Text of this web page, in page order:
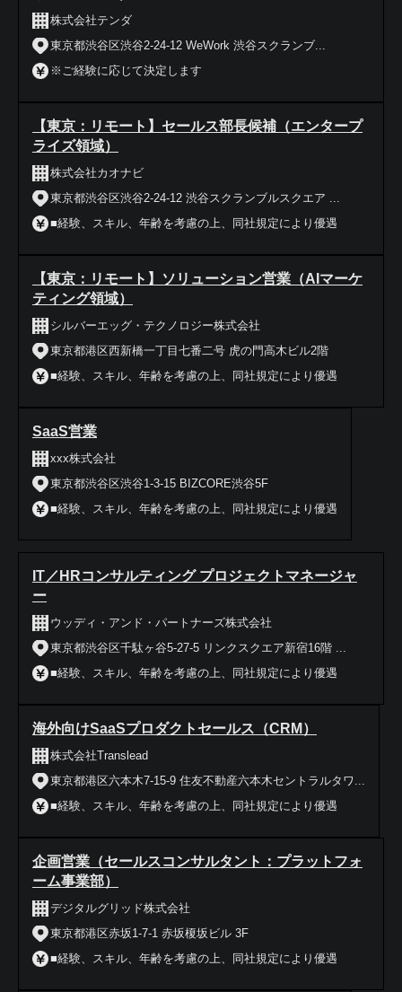
株式会社テンダ
東京都渋谷区渋谷2-24-12 WeWork 渋谷スクランブ...
※ご経験に応じて決定します
【東京：リモート】セールス部長候補（エンタープ
ライズ領域）
株式会社カオナビ
東京都渋谷区渋谷2-24-12 渋谷スクランブルスクエア ...
■経験、スキル、年齢を考慮の上、同社規定により優遇
【東京：リモート】ソリューション営業（AIマーケ
ティング領域）
シルバーエッグ・テクノロジー株式会社
東京都港区西新橋一丁目七番二号 虎の門高木ビル2階
■経験、スキル、年齢を考慮の上、同社規定により優遇
SaaS営業
xxx株式会社
東京都渋谷区渋谷1-3-15 BIZCORE渋谷5F
■経験、スキル、年齢を考慮の上、同社規定により優遇
IT／HRコンサルティング プロジェクトマネージャ
ー
ウッディ・アンド・パートナーズ株式会社
東京都渋谷区千駄ヶ谷5-27-5 リンクスクエア新宿16階 ...
■経験、スキル、年齢を考慮の上、同社規定により優遇
海外向けSaaSプロダクトセールス（CRM）
株式会社Translead
東京都港区六本木7-15-9 住友不動産六本木セントラルタワ...
■経験、スキル、年齢を考慮の上、同社規定により優遇
企画営業（セールスコンサルタント：プラットフォ
ーム事業部）
デジタルグリッド株式会社
東京都港区赤坂1-7-1 赤坂榎坂ビル 3F
■経験、スキル、年齢を考慮の上、同社規定により優遇